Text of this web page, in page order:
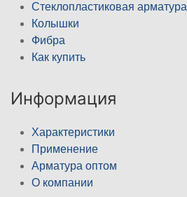
Стеклопластиковая арматура
Колышки
Фибра
Как купить
Информация
Характеристики
Применение
Арматура оптом
О компании